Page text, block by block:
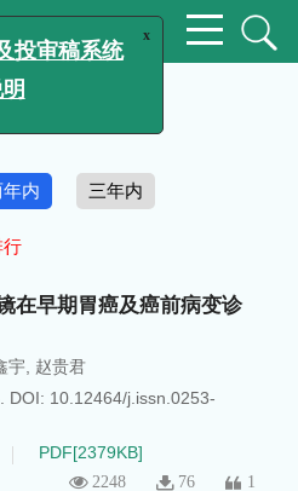
内 三年内
行
在早期胃癌及癌前病变诊
宇
赵贵君
DOI: 10.12464/j.issn.0253-
PDF[2379KB]
2248 76 1
x